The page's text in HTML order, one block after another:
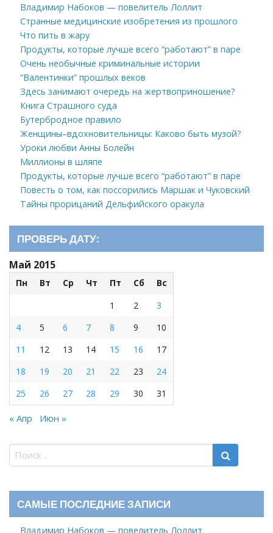
Владимир Набоков — повелитель Лоллит
Странные медицинские изобретения из прошлого
Что пить в жару
Продукты, которые лучше всего “работают” в паре
Очень необычные криминальные истории
“Валентинки” прошлых веков
Здесь занимают очередь на жертвоприношение?
Книга Страшного суда
Бутербродное правило
Женщины–вдохновительницы: Каково быть музой?
Уроки любви Анны Болейн
Миллионы в шляпе
Продукты, которые лучше всего “работают” в паре
Повесть о том, как поссорились Маршак и Чуковский
Тайны прорицаний Дельфийского оракула
ПРОВЕРЬ ДАТУ:
Май 2015
Пн Вт Ср Чт Пт Сб
Вс
1
2
3
4
5 6 7 8 9
10
11
12 13 14 15 16
17
18
19 20 21 22 23
24
25
26 27 28 29 30 31
« Апр Июн »
САМЫЕ ПОСЛЕДНИЕ ЗАПИСИ
Владимир Набоков — повелитель Лоллит